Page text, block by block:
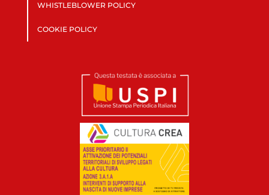
WHISTLEBLOWER POLICY
COOKIE POLICY